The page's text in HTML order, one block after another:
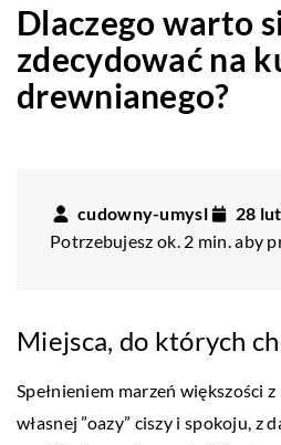
Dlaczego warto
zdecydować na
drewnianego?
cudowny-umysl
28
Potrzebujesz ok. 2 min. aby
Miejsca, do których
Spełnieniem marzeń większości
własnej ”oazy” ciszy i spokoju, z